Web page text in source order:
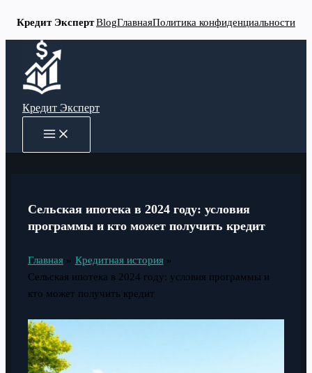
Кредит ЭкспертBlogГлавнаяПолитика конфиденциальности
Перейти
содержимому
Кредит Эксперт
MAIN
MENU
Сельская ипотека в 2024 году: условия
программы и кто может получить кредит
Главная
Кредитная история
Сельская ипотека в 2024 году: условия программы и
кто может получить кредит